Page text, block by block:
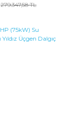
279.347,58 TL